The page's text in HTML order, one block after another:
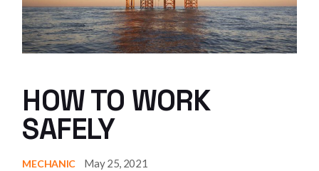
HOW TO WORK
SAFELY
MECHANIC May 25, 2021